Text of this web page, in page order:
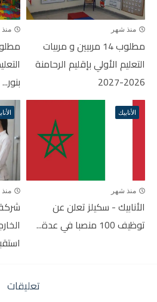
منذ شهر
مطلوب 14 مربيين و مربيات
التعليم الأولي بإقليم الرحامنة
2026-2027
بنور...
الأنابيك
منذ شهر
الأنابيك - سكيلز تعلن عن
توظيف 100 منصبا في عدة...
تعليقات